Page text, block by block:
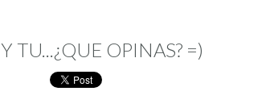
Y TU...¿QUE OPINAS? =)